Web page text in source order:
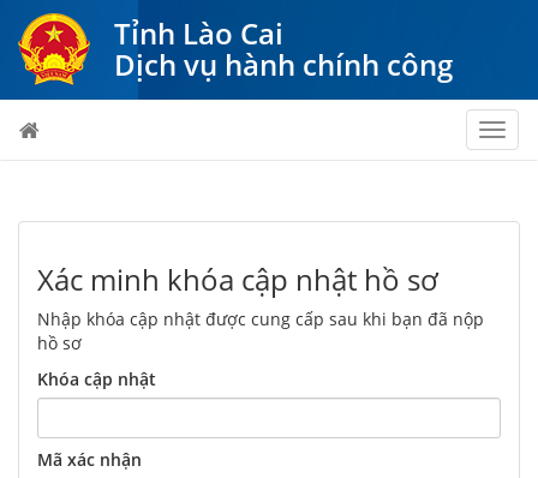
Tỉnh Lào Cai
Dịch vụ hành chính công
Xác minh khóa cập nhật hồ sơ
Nhập khóa cập nhật được cung cấp sau khi bạn đã nộp
hồ sơ
Khóa cập nhật
Mã xác nhận